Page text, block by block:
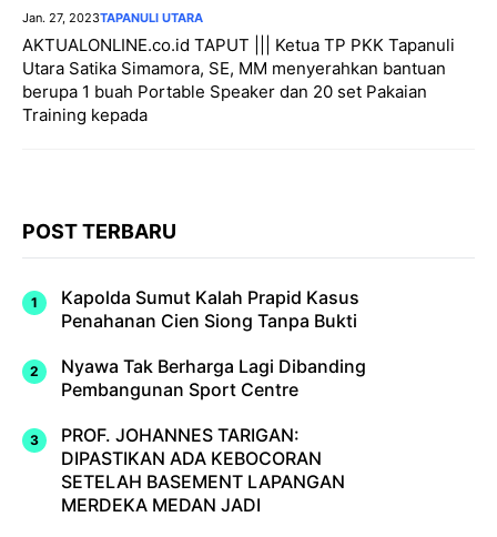
Jan. 27, 2023TAPANULI UTARA
AKTUALONLINE.co.id TAPUT ||| Ketua TP PKK Tapanuli
Utara Satika Simamora, SE, MM menyerahkan bantuan
berupa 1 buah Portable Speaker dan 20 set Pakaian
Training kepada
POST TERBARU
Kapolda Sumut Kalah Prapid Kasus
Penahanan Cien Siong Tanpa Bukti
Nyawa Tak Berharga Lagi Dibanding
Pembangunan Sport Centre
PROF. JOHANNES TARIGAN:
DIPASTIKAN ADA KEBOCORAN
SETELAH BASEMENT LAPANGAN
MERDEKA MEDAN JADI